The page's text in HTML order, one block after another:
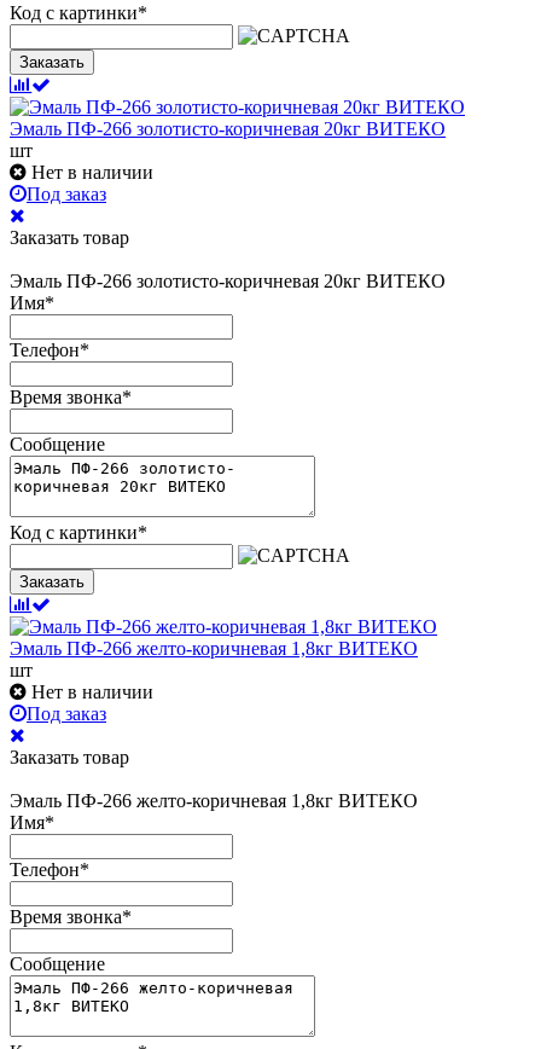
Код с картинки*
Заказать
Эмаль ПФ-266 золотисто-коричневая 20кг ВИТЕКО
шт
Нет в наличии
Под заказ
Заказать товар
Эмаль ПФ-266 золотисто-коричневая 20кг ВИТЕКО
Имя*
Телефон*
Время звонка*
Сообщение
Код с картинки*
Заказать
Эмаль ПФ-266 желто-коричневая 1,8кг ВИТЕКО
шт
Нет в наличии
Под заказ
Заказать товар
Эмаль ПФ-266 желто-коричневая 1,8кг ВИТЕКО
Имя*
Телефон*
Время звонка*
Сообщение